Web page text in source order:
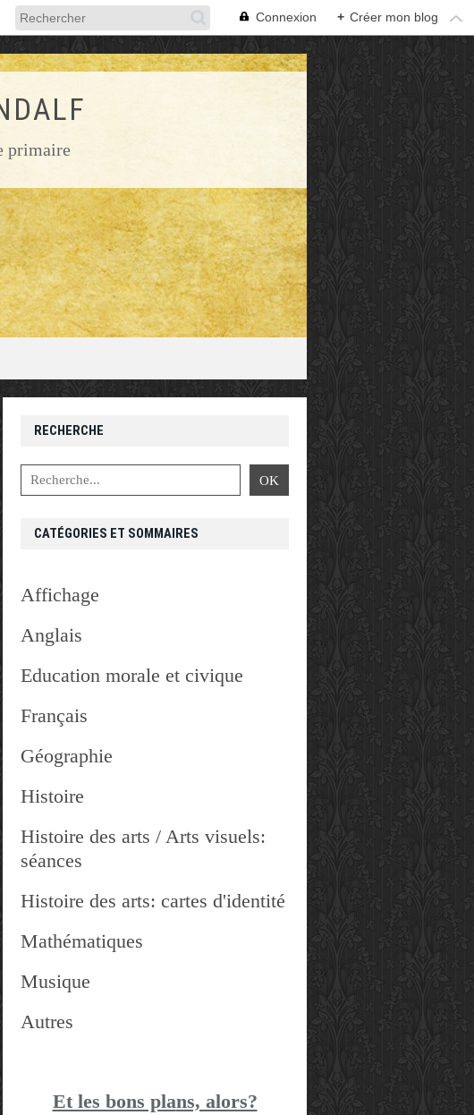
Connexion + Créer mon blog
primaire
RECHERCHE
CATÉGORIES ET SOMMAIRES
Affichage
Anglais
Education morale et civique
Français
Géographie
Histoire
Histoire des arts / Arts visuels:
séances
Histoire des arts: cartes d'identité
Mathématiques
Musique
Autres
Et les bons plans, alors?